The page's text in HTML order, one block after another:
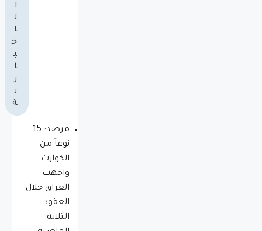
ا
ل
ا
خ
ب
ا
ر
ي
ة
مرصد: 15
نوعاً من
الكوارث
واجهت
العراق خلال
العقود
الثلاثة